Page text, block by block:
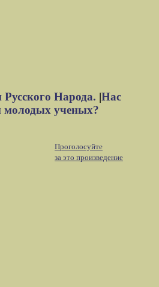
Народа. |Нас
молодых ученых?
Проголосуйте
за это произведение